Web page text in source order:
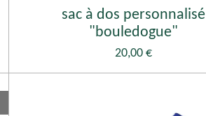
sac à dos personnalisé
"bouledogue"
20,00 €